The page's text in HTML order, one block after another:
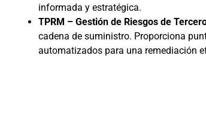
informada y estratégica.
TPRM – Gestión de Riesgos de
cadena de suministro. Proporciona
automatizados para una remediación